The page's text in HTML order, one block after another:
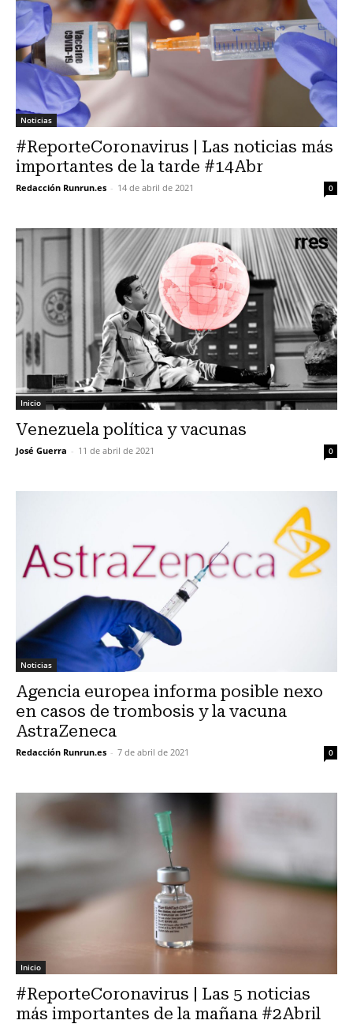
Noticias
#ReporteCoronavirus | Las noticias más
importantes de la tarde #14Abr
Redacción Runrun.es - 14 de abril de 2021 0
Inicio
Venezuela política y vacunas
José Guerra - 11 de abril de 2021 0
Noticias
Agencia europea informa posible nexo
en casos de trombosis y la vacuna
AstraZeneca
Redacción Runrun.es - 7 de abril de 2021 0
Inicio
#ReporteCoronavirus | Las 5 noticias
más importantes de la mañana #2Abril